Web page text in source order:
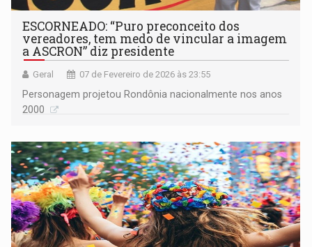
ESCORNEADO: “Puro preconceito dos
vereadores, tem medo de vincular a imagem
a ASCRON” diz presidente
Geral 07 de Fevereiro de 2026 às 23:55
Personagem projetou Rondônia nacionalmente nos anos
2000